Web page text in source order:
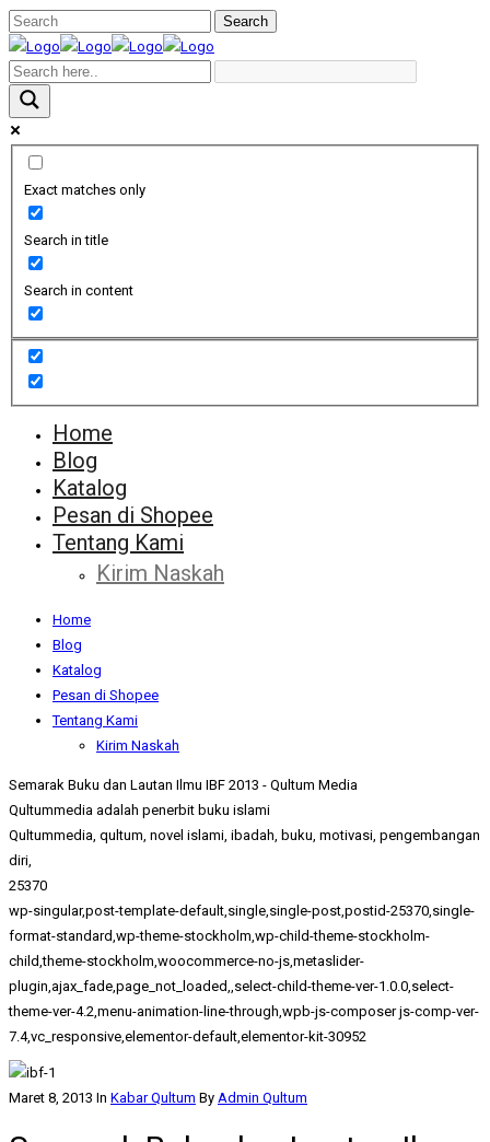
Exact matches only
Search in title
Search in content
Home
Blog
Katalog
Pesan di Shopee
Tentang Kami
Kirim Naskah
Home
Blog
Katalog
Pesan di Shopee
Tentang Kami
Kirim Naskah
Semarak Buku dan Lautan Ilmu IBF 2013 - Qultum Media
Qultummedia adalah penerbit buku islami
Qultummedia, qultum, novel islami, ibadah, buku, motivasi, pengembangan
diri,
25370
wp-singular,post-template-default,single,single-post,postid-25370,single-
format-standard,wp-theme-stockholm,wp-child-theme-stockholm-
child,theme-stockholm,woocommerce-no-js,metaslider-
plugin,ajax_fade,page_not_loaded,,select-child-theme-ver-1.0.0,select-
theme-ver-4.2,menu-animation-line-through,wpb-js-composer js-comp-ver-
7.4,vc_responsive,elementor-default,elementor-kit-30952
Maret 8, 2013 In Kabar Qultum By Admin Qultum